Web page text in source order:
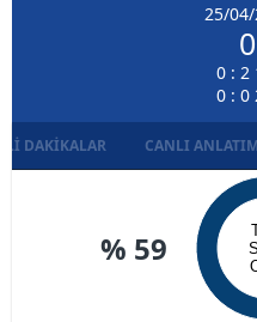
25/
0 : 2
0 : 0
DAKIKALAR CANLI ANLATIM
% 59